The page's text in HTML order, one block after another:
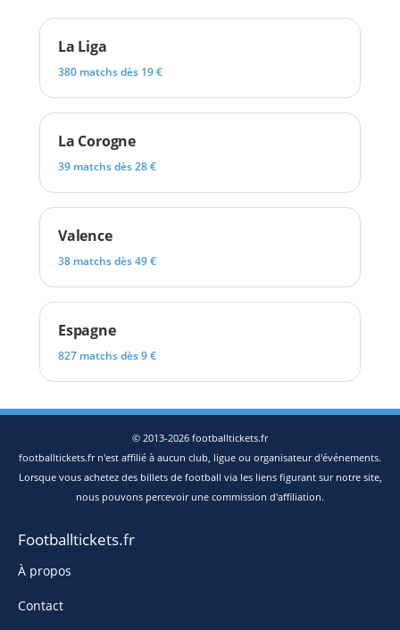
La Liga
380 matchs dès 19 €
La Corogne
39 matchs dès 28 €
Valence
38 matchs dès 49 €
Espagne
827 matchs dès 9 €
© 2013-2026 footballtickets.fr
footballtickets.fr n'est affilié à aucun club, ligue ou organisateur d'événements.
Lorsque vous achetez des billets de football via les liens figurant sur notre site,
nous pouvons percevoir une commission d'affiliation.
Footballtickets.fr
À propos
Contact